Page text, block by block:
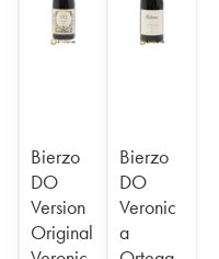
Bierzo
DO
Version
Original
Bierzo
DO
Veronic
a